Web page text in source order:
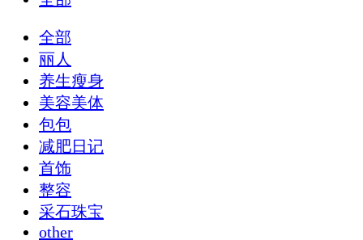
全部
丽人
养生瘦身
美容美体
包包
减肥日记
首饰
整容
采石珠宝
other